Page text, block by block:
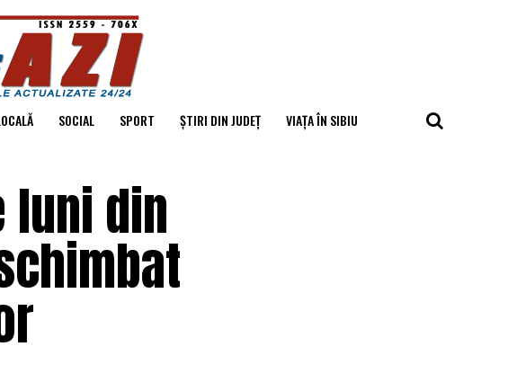
SOCIAL SPORT ȘTIRI DIN JUDEȚ VIAȚA ÎN SIBIU
luni din